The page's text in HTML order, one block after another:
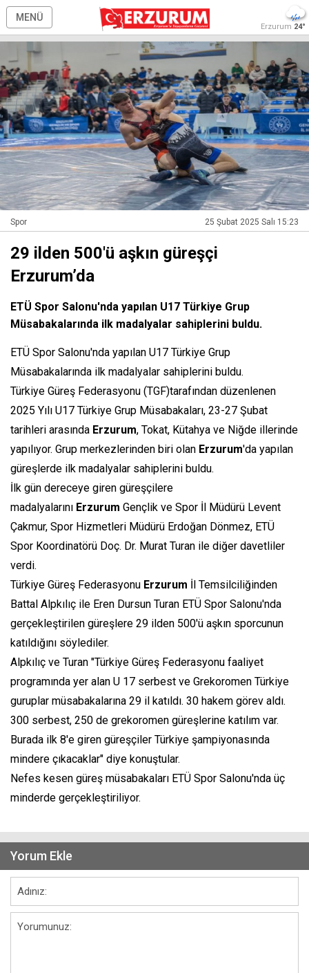
MENÜ
Erzurum 24°
Spor 25 Şubat 2025 Salı 15:23
29 ilden 500'ü aşkın güreşçi
Erzurum’da
ETÜ Spor Salonu'nda yapılan U17 Türkiye Grup
Müsabakalarında ilk madalyalar sahiplerini buldu.
ETÜ Spor Salonu'nda yapılan U17 Türkiye Grup
Müsabakalarında ilk madalyalar sahiplerini buldu.
Türkiye Güreş Federasyonu (TGF)tarafından düzenlenen
2025 Yılı U17 Türkiye Grup Müsabakaları, 23-27 Şubat
tarihleri arasında Erzurum, Tokat, Kütahya ve Niğde illerinde
yapılıyor. Grup merkezlerinden biri olan Erzurum'da yapılan
güreşlerde ilk madalyalar sahiplerini buldu.
İlk gün dereceye giren güreşçilere
madalyalarını Erzurum Gençlik ve Spor İl Müdürü Levent
Çakmur, Spor Hizmetleri Müdürü Erdoğan Dönmez, ETÜ
Spor Koordinatörü Doç. Dr. Murat Turan ile diğer davetliler
verdi.
Türkiye Güreş Federasyonu Erzurum İl Temsilciliğinden
Battal Alpkılıç ile Eren Dursun Turan ETÜ Spor Salonu'nda
gerçekleştirilen güreşlere 29 ilden 500'ü aşkın sporcunun
katıldığını söylediler.
Alpkılıç ve Turan "Türkiye Güreş Federasyonu faaliyet
programında yer alan U 17 serbest ve Grekoromen Türkiye
guruplar müsabakalarına 29 il katıldı. 30 hakem görev aldı.
300 serbest, 250 de grekoromen güreşlerine katılım var.
Burada ilk 8'e giren güreşçiler Türkiye şampiyonasında
mindere çıkacaklar" diye konuştular.
Nefes kesen güreş müsabakaları ETÜ Spor Salonu'nda üç
minderde gerçekleştiriliyor.
Yorum Ekle